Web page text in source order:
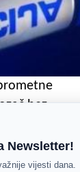
bez
Newsletter!
vijesti dana.